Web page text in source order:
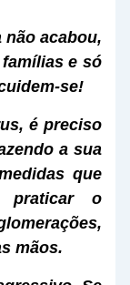
não acabou,
e só
se!
é preciso
a sua
que
praticar o
mãos.